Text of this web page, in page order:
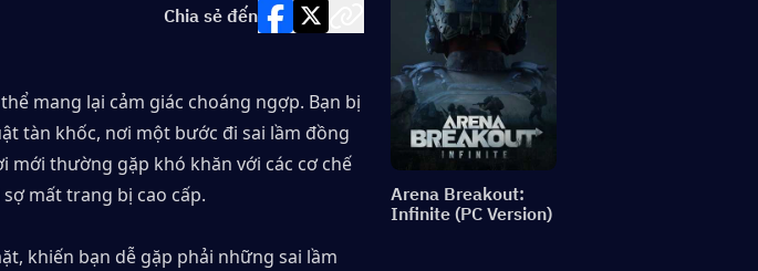
Chia sẻ đến
mang lại cảm giác choáng ngợp. Bạn bị
tàn khốc, nơi một bước đi sai lầm đồng
mới thường gặp khó khăn với các cơ chế
mất trang bị cao cấp.
khiến bạn dễ gặp phải những sai lầm
Arena Breakout:
Infinite (PC Version)